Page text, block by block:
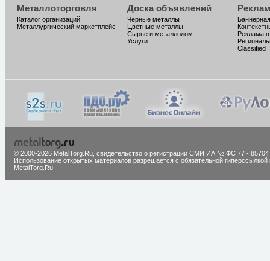
Металлоторговля
Каталог организаций
Металлургический маркетплейс
Доска объявлений
Черные металлы
Цветные металлы
Сырье и металлолом
Услуги
Реклама
Classified
© 2000-2026 MetalTorg.Ru, cвидетельство о регистрации СМИ ИА № ФС 77 - 85704
Использование открытых материалов разрешается с обязательной гиперссылкой
MetalTorg.Ru